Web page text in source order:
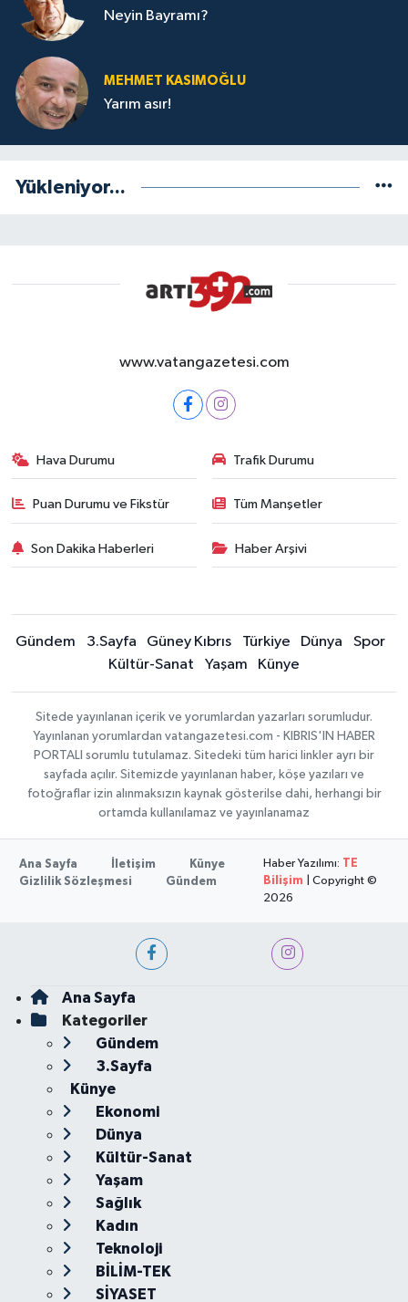
Neyin Bayramı?
MEHMET KASIMOĞLU
Yarım asır!
Yükleniyor...
www.vatangazetesi.com
Hava Durumu Trafik Durumu
Puan Durumu ve Fikstür Tüm Manşetler
Son Dakika Haberleri Haber Arşivi
Gündem 3.Sayfa Güney Kıbrıs Türkiye Dünya
Spor
Kültür-Sanat
Yaşam Künye
Sitede yayınlanan içerik ve yorumlardan yazarları sorumludur.
Yayınlanan yorumlardan vatangazetesi.com - KIBRIS'IN HABER
PORTALI sorumlu tutulamaz. Sitedeki tüm harici linkler ayrı bir
sayfada açılır. Sitemizde yayınlanan haber, köşe yazıları ve
fotoğraflar izin alınmaksızın kaynak gösterilse dahi, herhangi bir
ortamda kullanılamaz ve yayınlanamaz
Ana Sayfa İletişim
Künye
Gizlilik Sözleşmesi
Gündem
Haber Yazılımı: TE
Bilişim | Copyright ©
2026
Ana Sayfa
Kategoriler
Gündem
3.Sayfa
Künye
Ekonomi
Dünya
Kültür-Sanat
Yaşam
Sağlık
Kadın
Teknoloji
BİLİM-TEK
SİYASET